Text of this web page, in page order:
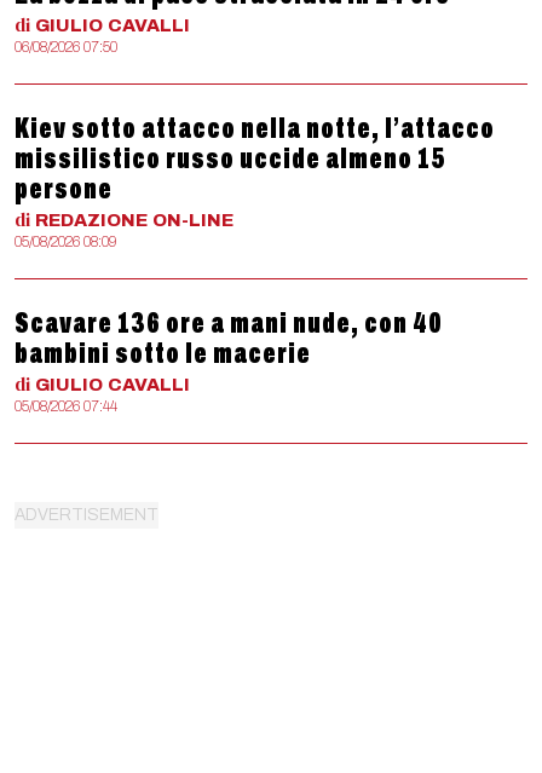
di GIULIO CAVALLI
06/08/2026 07:50
Kiev sotto attacco nella notte, l’attacco
missilistico russo uccide almeno 15
persone
di REDAZIONE ON-LINE
05/08/2026 08:09
Scavare 136 ore a mani nude, con 40
bambini sotto le macerie
di GIULIO CAVALLI
05/08/2026 07:44